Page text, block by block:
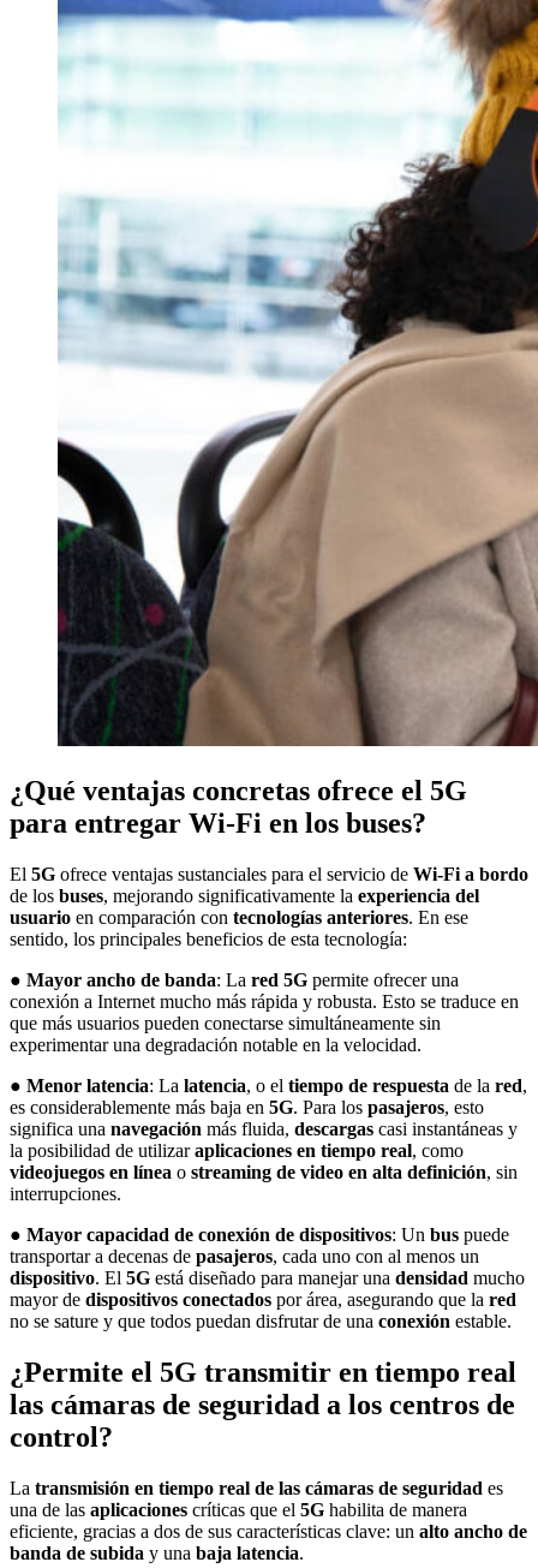
¿Qué ventajas concretas ofrece el 5G
para entregar Wi-Fi en los buses?
El 5G ofrece ventajas sustanciales para el servicio de Wi-Fi a bordo
de los buses, mejorando significativamente la experiencia del
usuario en comparación con tecnologías anteriores. En ese
sentido, los principales beneficios de esta tecnología:
● Mayor ancho de banda: La red 5G permite ofrecer una
conexión a Internet mucho más rápida y robusta. Esto se traduce en
que más usuarios pueden conectarse simultáneamente sin
experimentar una degradación notable en la velocidad.
● Menor latencia: La latencia, o el tiempo de respuesta de la red,
es considerablemente más baja en 5G. Para los pasajeros, esto
significa una navegación más fluida, descargas casi instantáneas y
la posibilidad de utilizaraplicaciones en tiempo real, como
videojuegos en línea o streaming de video en alta definición, sin
interrupciones.
● Mayor capacidad de conexión de dispositivos: Un bus puede
transportar a decenas de pasajeros, cada uno con al menos un
dispositivo. El 5G está diseñado para manejar una densidad mucho
mayor de dispositivos conectados por área, asegurando que la red
no se sature y que todos puedan disfrutar de una conexión estable.
¿Permite el 5G transmitir en tiempo real
las cámaras de seguridad a los centros de
control?
La transmisión en tiempo real de las cámaras de seguridad es
una de las aplicaciones críticas que el 5G habilita de manera
eficiente, gracias a dos de sus características clave: un alto ancho de
banda de subida y una baja latencia.